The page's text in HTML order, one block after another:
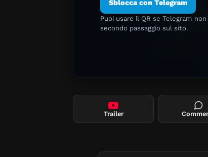
Sblocca con Telegram
Puoi usare il QR se Telegram
secondo passaggio sul sito.
Trailer